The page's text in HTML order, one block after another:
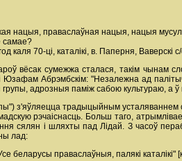
нацыя, праваслаўная нацыя, нацыя
самае?
каля 70-ці, каталікі, в. Паперня,
вёсак сумежжа сталася, такім
Юзафам Абрэмбскім: "Незалежна ад
групы, адрозныя паміж сабою культураю, а
з'яўляецца традыцыйным
рэчаіснасць. Больш таго,
сялян і шляхты пад Лідай. З часоў
лад:
праваслаўныя, палякі каталікі"